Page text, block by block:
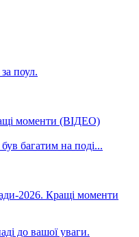
моменти (ВІДЕО)
2026. Кращі моменти